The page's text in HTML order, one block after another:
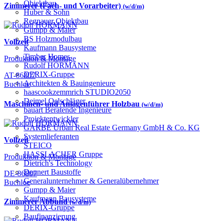
Objektbau
Huber & Sohn
Regnauer Objektbau
Gumpp & Maier
BS Holzmodulbau
Kaufmann Bausysteme
Timber Homes
Rudolf HÖRMANN
DERIX-Gruppe
Architekten & Bauingenieure
haascookzemmrich STUDIO2050
Deimel Oelschläger
bauart Beratende Ingenieure
Projektentwickler
GARBE Urban Real Estate Germany GmbH & Co. KG
Systemlieferanten
STEICO
HASSLACHER Gruppe
Dietrich's Technology
Dennert Baustoffe
Generalunternehmer & Generalübernehmer
Gumpp & Maier
Kaufmann Bausysteme
DERIX-Gruppe
Baufinanzierung
Zimmerer (Fach- und Vorarbeiter) (w/d/m)
Vollzeit
Produktion & Montage
AT-86807
Buchloe
Maschinen- und Anlagenführer Holzbau (w/d/m)
Vollzeit
Produktion & Montage
DE-86807
Buchloe
Zimmerer Abbund(w/d/m)